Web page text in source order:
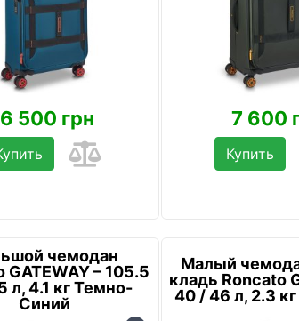
6 500 грн 7 600
Купить
чемодан
GATEWAY – 105.5
л, 4.1 кг Темно-
Синий
Малый
кладь Roncato
40 / 46 л, 2.3